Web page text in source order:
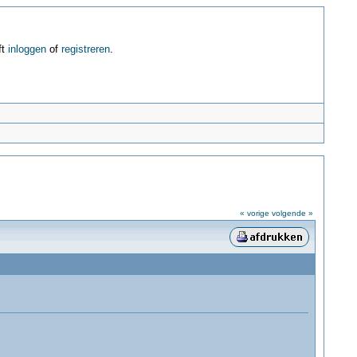
inloggenof registreren.
« vorige volgende »